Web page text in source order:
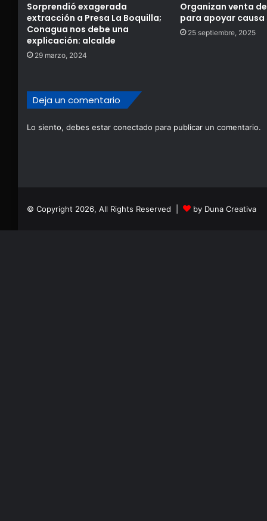
Sorprendió exagerada
extracción a Presa La Boquilla;
Conagua nos debe una
explicación: alcalde
29 marzo, 2024
Organizan venta
para apoyar
25 septiembre, 2025
Deja un comentario
Lo siento, debes estar conectado para publicar un comentario.
© Copyright 2026, All Rights Reserved | by Duna Creativa